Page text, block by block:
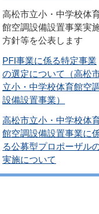
高松市立小・中学校体
館空調設備設置事業実
方針等を公表します
PFI事業に係る特定事業
の選定について（高松
立小・中学校体育館空
設備設置事業）
高松市立小・中学校体
館空調設備設置事業に
る公募型プロポーザル
実施について